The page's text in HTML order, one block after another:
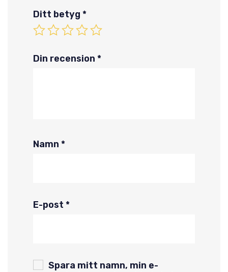
Ditt betyg *
Din recension *
Namn *
E-post *
Spara mitt namn, min e-